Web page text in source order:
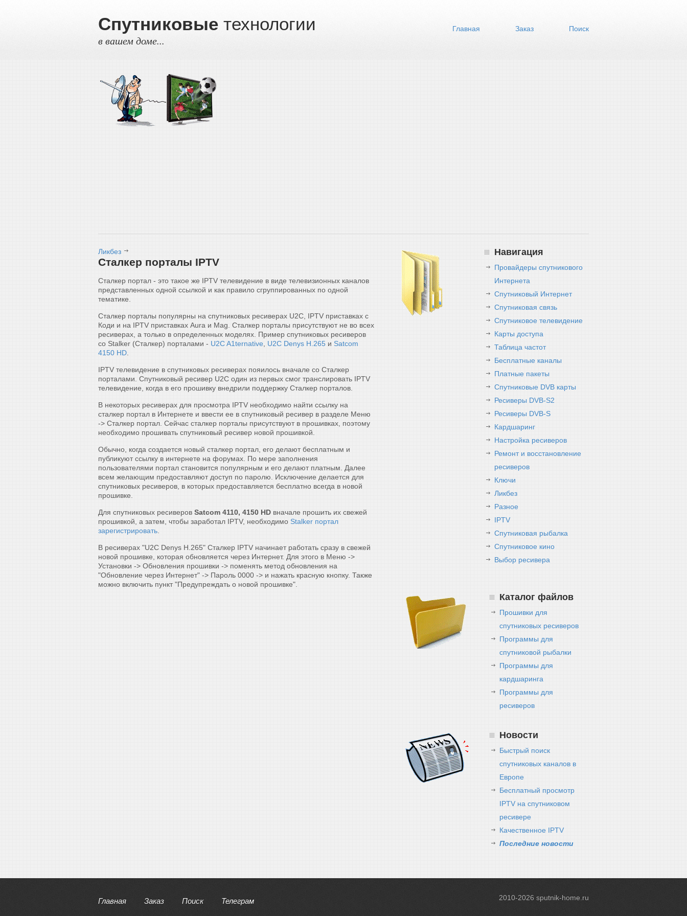
Спутниковые технологии
в вашем доме...
Главная Заказ Поиск
Ликбез
Сталкер порталы IPTV
Сталкер портал - это такое же IPTV телевидение в виде телевизионных каналов
представленных одной ссылкой и как правило сгруппированных по одной
тематике.
Сталкер порталы популярны на спутниковых ресиверах U2C, IPTV приставках с
Коди и на IPTV приставках Aura и Mag. Сталкер порталы присутствуют не во всех
ресиверах, а только в определенных моделях. Пример спутниковых ресиверов
со Stalker (Сталкер) порталами - U2C A1ternative U2C Denys H.265 и Satcom
4150 HD
IPTV телевидение в спутниковых ресиверах пояилось вначале со Сталкер
порталами. Спутниковый ресивер U2C один из первых смог транслировать IPTV
телевидение, когда в его прошивку внедрили поддержку Сталкер порталов.
В некоторых ресиверах для просмотра IPTV необходимо найти ссылку на
сталкер портал в Интернете и ввести ее в спутниковый ресивер в разделе Меню
-> Сталкер портал. Сейчас сталкер порталы присутствуют в прошивках, поэтому
необходимо прошивать спутниковый ресивер новой прошивкой.
Обычно, когда создается новый сталкер портал, его делают бесплатным и
публикуют ссылку в интернете на форумах. По мере заполнения
пользователями портал становится популярным и его делают платным. Далее
всем желающим предоставляют доступ по паролю. Исключение делается для
спутниковых ресиверов, в которых предоставляется бесплатно всегда в новой
прошивке.
Для спутниковых ресиверов Satcom 4110, 4150 HD вначале прошить их свежей
прошивкой, а затем, чтобы заработал IPTV, необходимо Stalker портал
зарегистрировать
В ресиверах "U2C Denys H.265" Сталкер IPTV начинает работать сразу в свежей
новой прошивке, которая обновляется через Интернет. Для этого в Меню ->
Установки -> Обновления прошивки -> поменять метод обновления на
"Обновление через Интернет" -> Пароль 0000 -> и нажать красную кнопку. Также
можно включить пункт "Предупреждать о новой прошивке".
Навигация
Провайдеры спутникового
Интернета
Спутниковый Интернет
Спутниковая связь
Спутниковое телевидение
Карты доступа
Таблица частот
Бесплатные каналы
Платные пакеты
Спутниковые DVB карты
Ресиверы DVB-S2
Ресиверы DVB-S
Кардшаринг
Настройка ресиверов
Ремонт и восстановление
ресиверов
Ключи
Ликбез
Разное
IPTV
Спутниковая рыбалка
Спутниковое кино
Выбор ресивера
Каталог файлов
Прошивки для
спутниковых ресиверов
Программы для
спутниковой рыбалки
Программы для
кардшаринга
Программы для
ресиверов
Новости
Быстрый поиск
спутниковых каналов в
Европе
Бесплатный просмотр
IPTV на спутниковом
ресивере
Качественное IPTV
Последние новости
Главная Заказ Поиск Телеграм 2010-2026 sputnik-home.ru